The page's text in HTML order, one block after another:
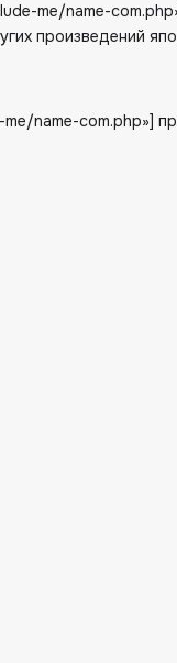
me/name-
произведений
name-com.php»]